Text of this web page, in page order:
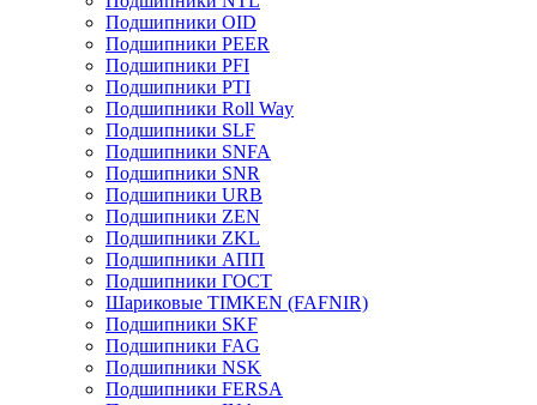
Подшипники OID
Подшипники PEER
Подшипники PFI
Подшипники PTI
Подшипники Roll Way
Подшипники SLF
Подшипники SNFA
Подшипники SNR
Подшипники URB
Подшипники ZEN
Подшипники ZKL
Подшипники АПП
Подшипники ГОСТ
Шариковые ТІMKEN (FAFNIR)
Подшипники SKF
Подшипники FAG
Подшипники NSK
Подшипники FERSA